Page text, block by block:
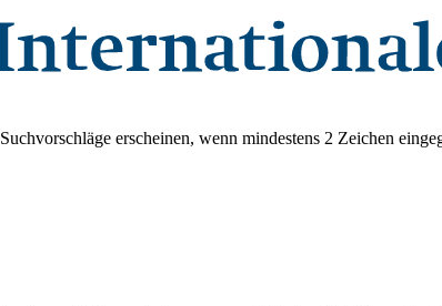
Suchvorschläge erscheinen, wenn mindestens 2 Zeichen